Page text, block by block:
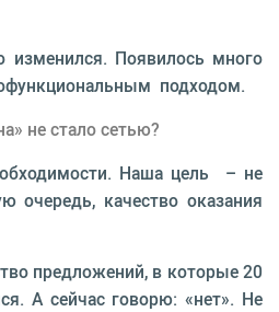
изменился. Появилось много
подходом.
не стало сетью?
Наша цель – не
очередь, качество оказания
предложений, в которые 20
А сейчас говорю: «нет». Не